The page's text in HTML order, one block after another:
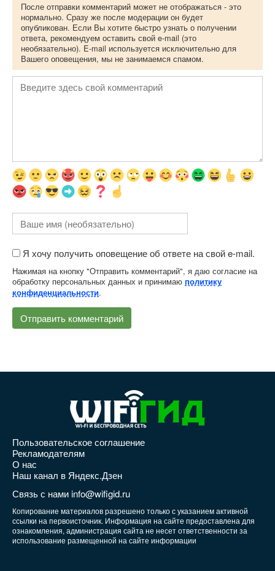
После отправки комментарий может не отображаться - это
нормально. Сразу же после модерации он будет
опубликован. Если Вы хотите быстро узнать о получении
ответа, рекомендуем оставить свой e-mail (это
необязательно). E-mail используется исключительно для
Вашего оповещения, мы не занимаемся спамом.
Я хочу получить оповещение об ответе на свой e-mail.
Нажимая на кнопку "Отправить комментарий", я даю согласие на
обработку персональных данных и принимаю политику
конфиденциальности.
Пользовательское соглашение
Рекламодателям
О нас
Наш канал в Яндекс.Дзен
Связь с нами info@wifigid.ru
Копирование материалов разрешено только с указанием активной
ссылки на первоисточник. Информация на сайте предоставлена для
ознакомления, администрация сайта не несет ответственности за
использование размещенной на сайте информации